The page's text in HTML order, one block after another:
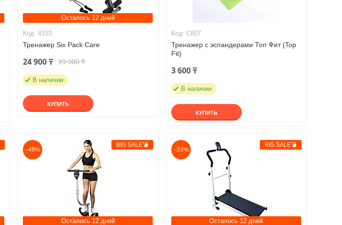
Осталось 12 дней
4153
Тренажер Six Pack Care
24 900 ₸ 39 900 ₸
В наличии
КУПИТЬ
C807
Тренажер с эспандерами Топ Фит (Top
Fit)
3 600 ₸
В наличии
КУПИТЬ
BIG SALE💣
–49%
Осталось 12 дней
BIG SALE💣
–33%
Осталось 12 дней